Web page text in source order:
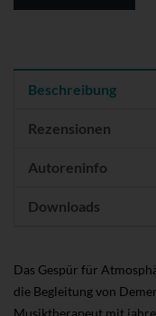
Beschreibung
Rezensionen
Autoreninfo
Downloads
Das Gespür für
die Begleitung von
Musiktherapeut mit